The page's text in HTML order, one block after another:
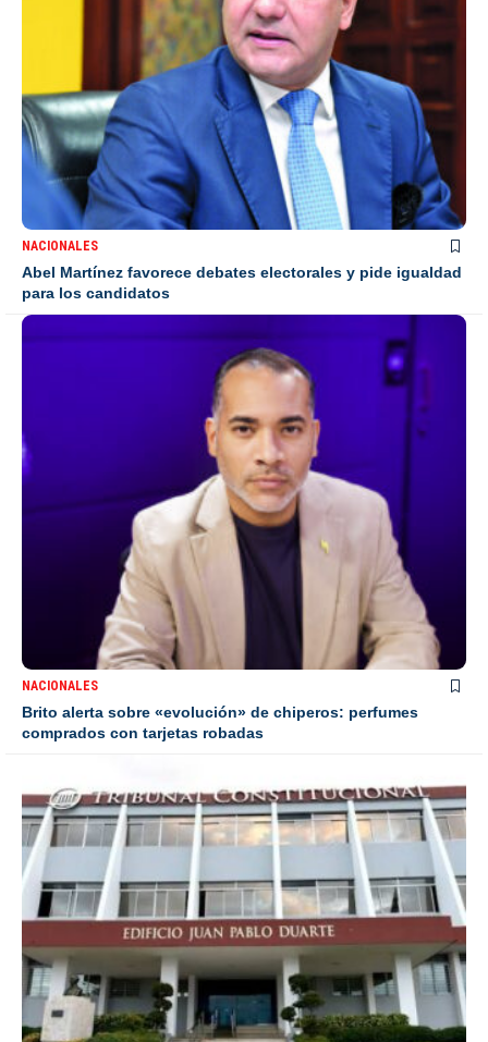
NACIONALES
Abel Martínez favorece debates electorales y pide igualdad
para los candidatos
NACIONALES
Brito alerta sobre «evolución» de chiperos: perfumes
comprados con tarjetas robadas